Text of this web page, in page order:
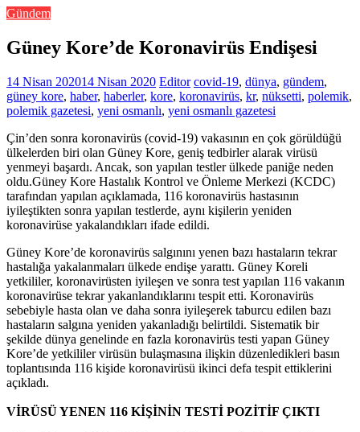
Gündem
Güney Kore’de Koronavirüs Endişesi
14 Nisan 202014 Nisan 2020 Editor covid-19, dünya, gündem,
güney kore, haber, haberler, kore, koronavirüs, kr, nüksetti, polemik,
polemik gazetesi, yeni osmanlı, yeni osmanlı gazetesi
Çin’den sonra koronavirüs (covid-19) vakasının en çok görüldüğü
ülkelerden biri olan Güney Kore, geniş tedbirler alarak virüsü
yenmeyi başardı. Ancak, son yapılan testler ülkede paniğe neden
oldu.Güney Kore Hastalık Kontrol ve Önleme Merkezi (KCDC)
tarafından yapılan açıklamada, 116 koronavirüs hastasının
iyileştikten sonra yapılan testlerde, aynı kişilerin yeniden
koronavirüse yakalandıkları ifade edildi.
Güney Kore’de koronavirüs salgınını yenen bazı hastaların tekrar
hastalığa yakalanmaları ülkede endişe yarattı. Güney Koreli
yetkililer, koronavirüsten iyileşen ve sonra test yapılan 116 vakanın
koronavirüse tekrar yakanlandıklarını tespit etti. Koronavirüs
sebebiyle hasta olan ve daha sonra iyileşerek taburcu edilen bazı
hastaların salgına yeniden yakanladığı belirtildi. Sistematik bir
şekilde dünya genelinde en fazla koronavirüs testi yapan Güney
Kore’de yetkililer virüsün bulaşmasına ilişkin düzenledikleri basın
toplantısında 116 kişide koronavirüsü ikinci defa tespit ettiklerini
açıkladı.
VİRÜSÜ YENEN 116 KİŞİNİN TESTİ POZİTİF ÇIKTI